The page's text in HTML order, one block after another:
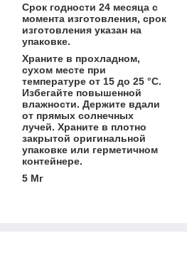
Срок годности 24 месяца с
момента изготовления, срок
изготовления указан на
упаковке.
Храните в прохладном,
сухом месте при
температуре от 15 до 25 °С.
Избегайте повышенной
влажности. Держите вдали
от прямых солнечных
лучей. Храните в плотно
закрытой оригинальной
упаковке или герметичном
контейнере.
5 Мг